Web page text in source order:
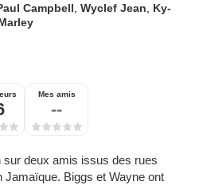
Campbell ,Wyclef Jean
Ky-
Mes amis
--
deux amis issus des rues
Jamaïque. Biggs et Wayne ont